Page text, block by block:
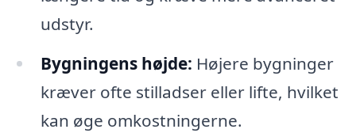
udstyr.
Bygningens højde: Højere bygninger
kræver ofte stilladser eller lifte, hvilket
kan øge omkostningerne.